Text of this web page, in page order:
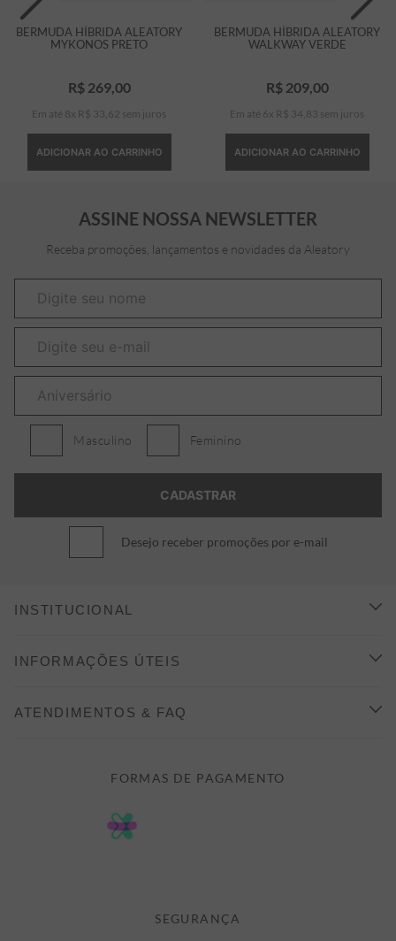
BERMUDA HÍBRIDA ALEATORY
MYKONOS PRETO
R$ 269,00
Em até 8 x R$ 33 62 sem juros
ADICIONAR AO CARRINHO
BERMUDA HÍBRIDA ALEATORY
WALKWAY VERDE
R$ 209,00
Em até 6 x R$ 34 83 sem juros
ADICIONAR AO CARRINHO
ASSINE NOSSA NEWSLETTER
Receba promoções, lançamentos e novidades da Aleatory
Masculino Feminino
Desejo receber promoções por e-mail
INSTITUCIONAL
CONHEÇA A ALEATORY
INFORMAÇÕES ÚTEIS
FORMAS DE PAGAMENTO
POLÍTICA DE PRIVACIDADE
ATENDIMENTOS & FAQ
ATENDIMENTO@ALEATORYSTORE.COM.BR
FORMAS DE PAGAMENTO
SEGURANÇA